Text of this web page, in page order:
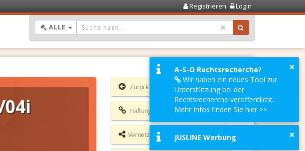
Registrieren Login
ALLE DROPDOWN: GEWÄHLTER WERT IST ALLE
04i
Zurück
Haftungsausschluss
Vernetzungsmöglichkeiten
×
A-S-O Rechtsrecherche?
Wir haben ein neues Tool zur
Unterstützung bei der
Rechtsrecherche veröffentlicht.
Mehr Infos finden Sie hier >>
×
JUSLINE Werbung